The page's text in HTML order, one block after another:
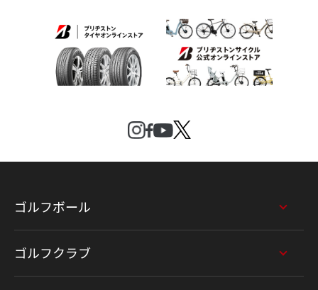
ゴルフボール
ゴルフクラブ